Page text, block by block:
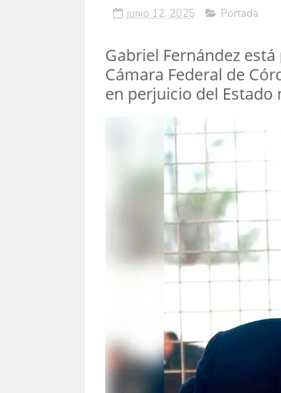
junio 12, 2025 Portada
Gabriel Fernández
Cámara Federal de
en perjuicio del Estado